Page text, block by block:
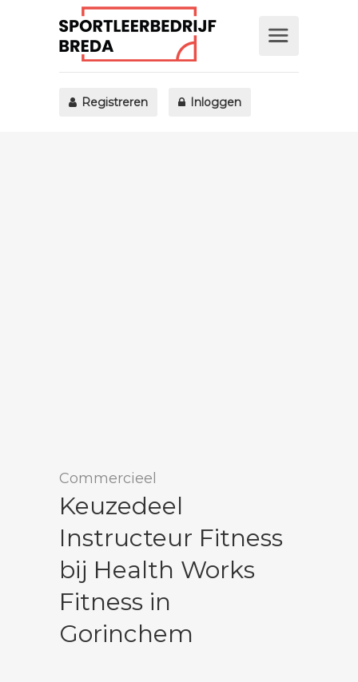
Registreren Inloggen
Commercieel
Keuzedeel
Instructeur Fitness
bij Health Works
Fitness in
Gorinchem